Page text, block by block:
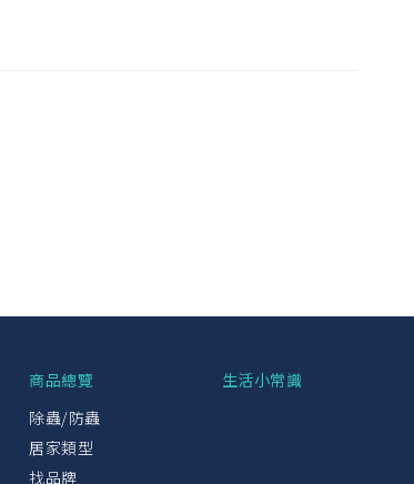
商品總覽
除蟲/防蟲
居家類型
找品牌
生活小常識